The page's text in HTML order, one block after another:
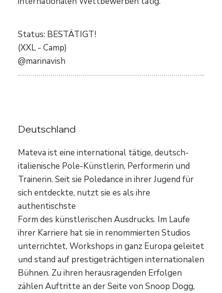
Status: BESTÄTIGT!
(XXL - Camp)
@marinavish
Deutschland
Mateva ist eine international tätige, deutsch-
italienische Pole-Künstlerin, Performerin und
Trainerin. Seit sie Poledance in ihrer Jugend für
sich entdeckte, nutzt sie es als ihre
authentischste
Form des künstlerischen Ausdrucks. Im Laufe
ihrer Karriere hat sie in renommierten Studios
unterrichtet, Workshops in ganz Europa geleitet
und stand auf prestigeträchtigen internationalen
Bühnen. Zu ihren herausragenden Erfolgen
zählen Auftritte an der Seite von Snoop Dogg,